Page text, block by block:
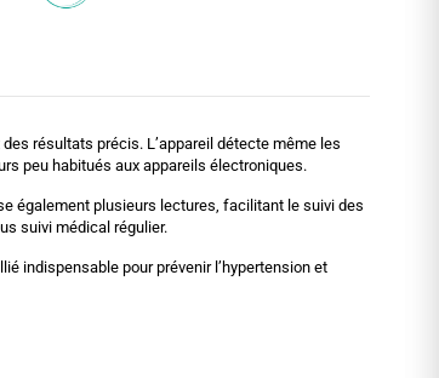
résultats précis. L’appareil détecte même les
peu habitués aux appareils électroniques.
également plusieurs lectures, facilitant le suivi des
suivi médical régulier.
indispensable pour prévenir l’hypertension et